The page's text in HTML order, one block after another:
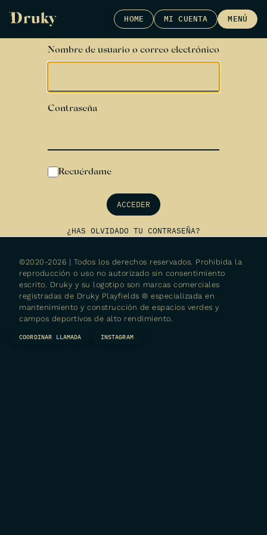
content
HOME MI CUENTA MENÚ
Nombre de usuario o correo electrónico
Contraseña
Recuérdame
ACCEDER
¿HAS OLVIDADO TU CONTRASEÑA?
©2020-2026 | Todos los derechos reservados. Prohibida la
reproducción o uso no autorizado sin consentimiento
escrito. Druky y su logotipo son marcas comerciales
registradas de Druky Playfields ® especializada en
mantenimiento y construcción de espacios verdes y
campos deportivos de alto rendimiento.
COORDINAR LLAMADA INSTAGRAM